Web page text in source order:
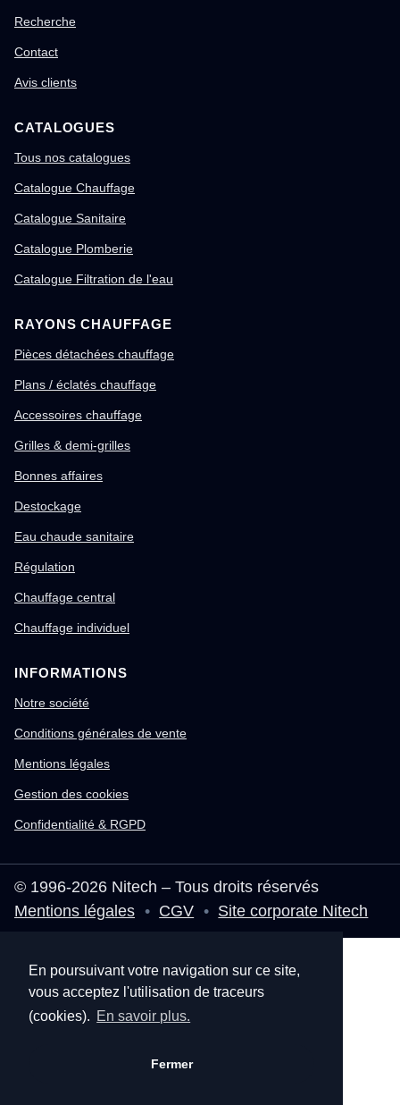
En poursuivant votre navigation sur ce site,
vous acceptez l'utilisation de traceurs
(cookies). En savoir plus.
Fermer
Recherche
Contact
Avis clients
CATALOGUES
Tous nos catalogues
Catalogue Chauffage
Catalogue Sanitaire
Catalogue Plomberie
Catalogue Filtration de l'eau
RAYONS CHAUFFAGE
Pièces détachées chauffage
Plans / éclatés chauffage
Accessoires chauffage
Grilles & demi-grilles
Bonnes affaires
Destockage
Eau chaude sanitaire
Régulation
Chauffage central
Chauffage individuel
INFORMATIONS
Notre société
Conditions générales de vente
Mentions légales
Gestion des cookies
Confidentialité & RGPD
© 1996-2026 Nitech – Tous droits réservés
Mentions légales • CGV • Site corporate Nitech